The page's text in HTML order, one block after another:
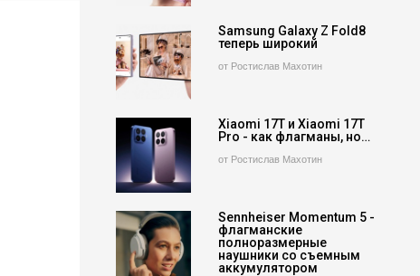
Samsung Galaxy Z Fold8
теперь широкий
от Ростислав Махотин
Xiaomi 17T и Xiaomi 17T
Pro - как флагманы, но…
от Ростислав Махотин
Sennheiser Momentum 5 -
флагманские
полноразмерные
наушники со съемным
аккумулятором